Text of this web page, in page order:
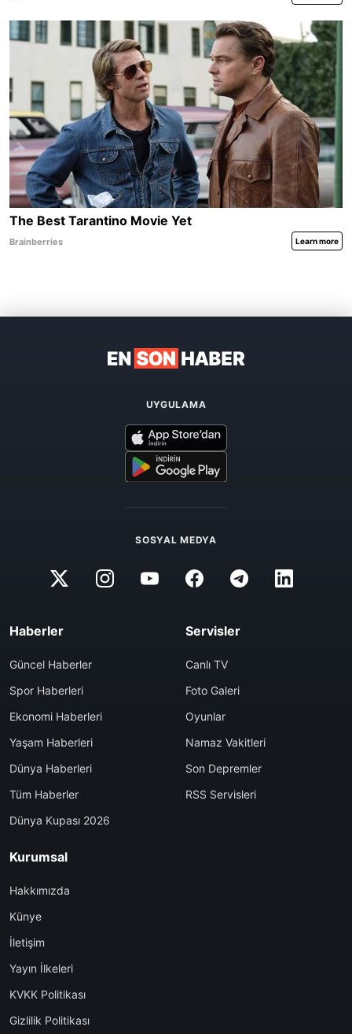
UYGULAMA
SOSYAL MEDYA
Haberler
Güncel Haberler
Spor Haberleri
Ekonomi Haberleri
Yaşam Haberleri
Dünya Haberleri
Tüm Haberler
Dünya Kupası 2026
Servisler
Canlı TV
Foto Galeri
Oyunlar
Namaz Vakitleri
Son Depremler
RSS Servisleri
Kurumsal
Hakkımızda
Künye
İletişim
Yayın İlkeleri
KVKK Politikası
Gizlilik Politikası